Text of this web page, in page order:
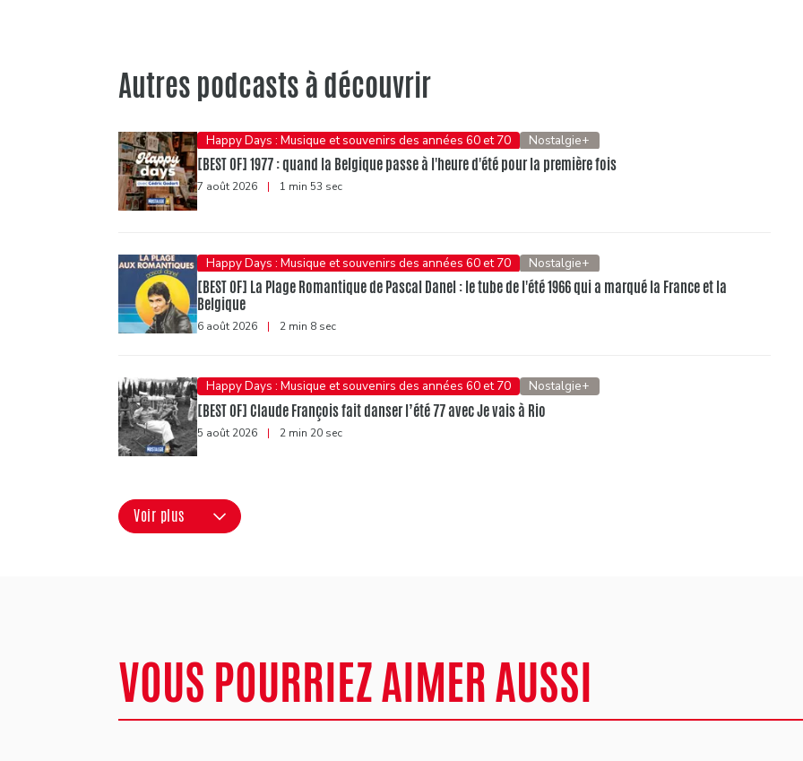
Autres podcasts à découvrir
Happy Days : Musique et souvenirs des années 60 et 70 Nostalgie+
[BEST OF] 1977 : quand la Belgique passe à l'heure d'été pour la première fois
7 août 2026 | 1 min 53 sec
Happy Days : Musique et souvenirs des années 60 et 70 Nostalgie+
[BEST OF] La Plage Romantique de Pascal Danel : le tube de l'été 1966 qui a marqué la France et la
Belgique
6 août 2026 | 2 min 8 sec
Happy Days : Musique et souvenirs des années 60 et 70 Nostalgie+
[BEST OF] Claude François fait danser l’été 77 avec Je vais à Rio
5 août 2026 | 2 min 20 sec
Voir plus
VOUS POURRIEZ AIMER AUSSI